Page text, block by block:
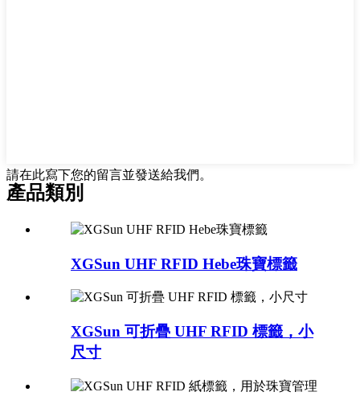
請在此寫下您的留言並發送給我們。
產品類別
XGSun UHF RFID Hebe珠寶標籤
XGSun 可折疊 UHF RFID 標籤，小
尺寸